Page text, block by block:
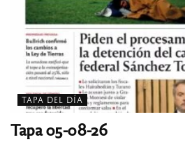
TAPA DEL DÍA
Tapa 05-08-26